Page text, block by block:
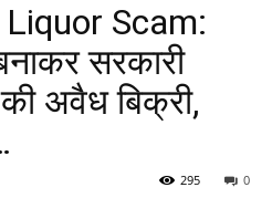
Scam:
सरकारी
अवैध बिक्री,
0
295